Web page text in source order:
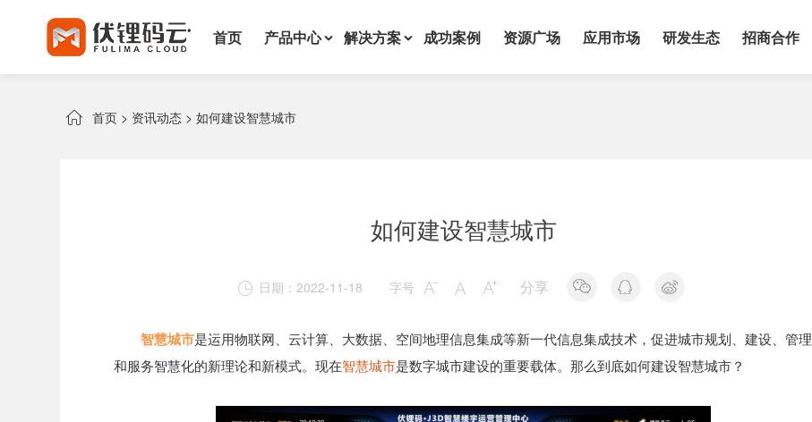
首页 产品中心 解决方案 成功案例 资源广场 应用市场 研发生态 招商合作
 首页 > 资讯动态 > 如何建设智慧城市
如何建设智慧城市
 日期：2022-11-18 字号    分享
智慧城市是运用物联网、云计算、大数据、空间地理信息集成等新一代信息集成技术，促进城市规划、建设、管理
和服务智慧化的新理论和新模式。现在智慧城市是数字城市建设的重要载体。那么到底如何建设智慧城市？